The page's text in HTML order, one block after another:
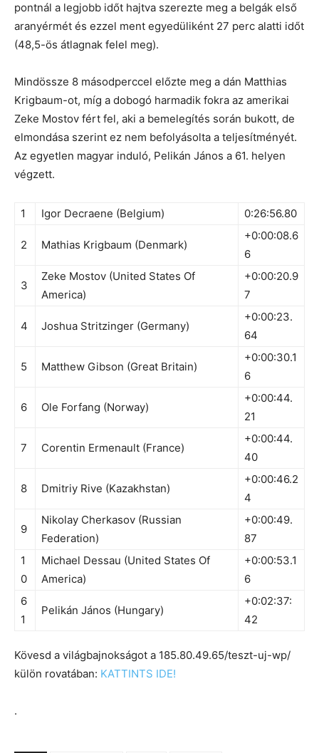
pontnál a legjobb időt hajtva szerezte meg a belgák első
aranyérmét és ezzel ment egyedüliként 27 perc alatti időt
(48,5-ös átlagnak felel meg).
Mindössze 8 másodperccel előzte meg a dán Matthias
Krigbaum-ot, míg a dobogó harmadik fokra az amerikai
Zeke Mostov fért fel, aki a bemelegítés során bukott, de
elmondása szerint ez nem befolyásolta a teljesítményét.
Az egyetlen magyar induló, Pelikán János a 61. helyen
végzett.
1 Igor Decraene (Belgium) 0:26:56.80
2 Mathias Krigbaum (Denmark)
+0:00:08.6
6
3
Zeke Mostov (United States Of
America)
+0:00:20.9
7
4 Joshua Stritzinger (Germany)
+0:00:23.
64
5 Matthew Gibson (Great Britain)
+0:00:30.1
6
6 Ole Forfang (Norway)
+0:00:44.
21
7 Corentin Ermenault (France)
+0:00:44.
40
8 Dmitriy Rive (Kazakhstan)
+0:00:46.2
4
9
Nikolay Cherkasov (Russian
Federation)
+0:00:49.
87
1
0
Michael Dessau (United States Of
America)
+0:00:53.1
6
6
1
Pelikán János (Hungary)
+0:02:37:
42
Kövesd a világbajnokságot a 185.80.49.65/teszt-uj-wp/
külön rovatában: KATTINTS IDE!
.